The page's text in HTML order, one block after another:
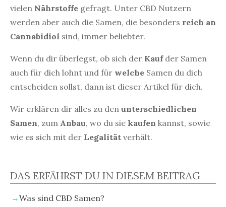
vielen Nährstoffe gefragt. Unter CBD Nutzern
werden aber auch die Samen, die besonders reich an
Cannabidiol sind, immer beliebter.
Wenn du dir überlegst, ob sich der Kaufder Samen
auch für dich lohnt und für welche Samen du dich
entscheiden sollst, dann ist dieser Artikel für dich.
Wir erklären dir alles zu den unterschiedlichen
Samen, zum Anbau, wo du sie kaufen kannst, sowie
wie es sich mit der Legalität verhält.
DAS ERFÄHRST DU IN DIESEM BEITRAG
Was sind CBD Samen?